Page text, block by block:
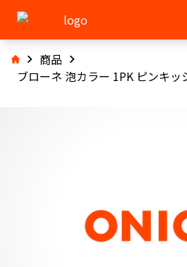
商品
ブローネ 泡カラー 1PK ピンキッ